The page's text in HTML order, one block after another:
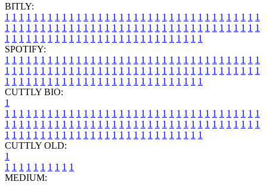
BITLY:
1 1 1 1 1 1 1 1 1 1 1 1 1 1 1 1 1 1 1 1 1 1 1 1 1 1 1 1 1 1 1 1 1 1 1 1
1 1 1 1 1 1 1 1 1 1 1 1 1 1 1 1 1 1 1 1 1 1 1 1 1 1 1 1 1 1 1 1 1 1 1 1
1 1 1 1 1 1 1 1 1 1 1 1 1 1 1 1 1 1 1 1 1 1 1 1 1 1 1 1
SPOTIFY:
1 1 1 1 1 1 1 1 1 1 1 1 1 1 1 1 1 1 1 1 1 1 1 1 1 1 1 1 1 1 1 1 1 1 1 1
1 1 1 1 1 1 1 1 1 1 1 1 1 1 1 1 1 1 1 1 1 1 1 1 1 1 1 1 1 1 1 1 1 1 1 1
1 1 1 1 1 1 1 1 1 1 1 1 1 1 1 1 1 1 1 1 1 1 1 1 1 1 1 1
CUTTLY BIO:
1
1 1 1 1 1 1 1 1 1 1 1 1 1 1 1 1 1 1 1 1 1 1 1 1 1 1 1 1 1 1 1 1 1 1 1 1
1 1 1 1 1 1 1 1 1 1 1 1 1 1 1 1 1 1 1 1 1 1 1 1 1 1 1 1 1 1 1 1 1 1 1 1
1 1 1 1 1 1 1 1 1 1 1 1 1 1 1 1 1 1 1 1 1 1 1 1 1 1 1 1
CUTTLY OLD:
1
1 1 1 1 1 1 1 1 1 1
MEDIUM: